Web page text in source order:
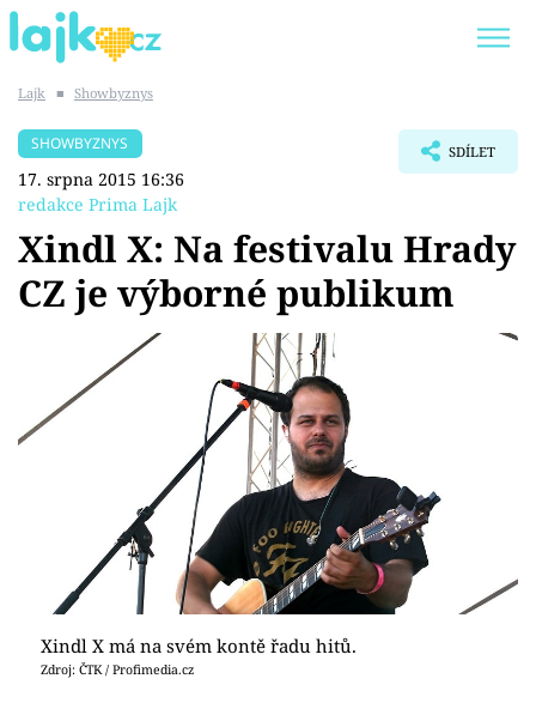
SHOPAHOLICADEL
Témata
Showbyznys
Youtubeři
Sex a vztahy
Videa
Sledujte prima+
Lajk ■ Showbyznys
SHOWBYZNYS
17. srpna 2015 16:36
redakce Prima Lajk
SDÍLET
Xindl X: Na festivalu Hrady
CZ je výborné publikum
Xindl X má na svém kontě řadu hitů.
Zdroj: ČTK / Profimedia.cz